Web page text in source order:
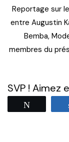
Reportage sur
entre Augustin
Bemba,
membres du
SVP ! Aimez